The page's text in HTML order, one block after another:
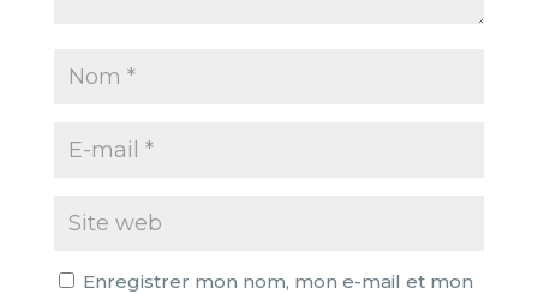
Enregistrer mon nom, mon e-mail et mon